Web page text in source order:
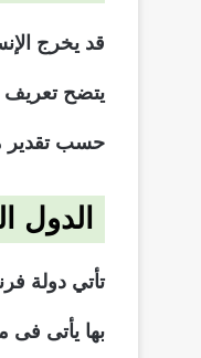
قد يخرج
حسب تقدير
الدول
بها يأتى فى